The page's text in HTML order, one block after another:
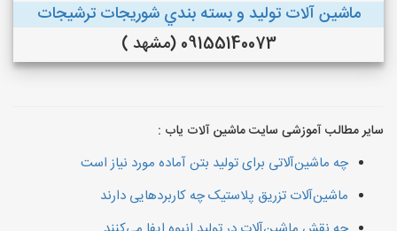
ماشین آلات توليد و بسته بندي شوريجات ترشيجات
09155140073 (مشهد )
سایر مطالب آموزشی سایت ماشین آلات یاب :
چه ماشین‌آلاتی برای تولید بتن آماده مورد نیاز است
ماشین‌آلات تزریق پلاستیک چه کاربردهایی دارند